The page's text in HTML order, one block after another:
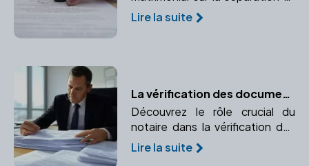
comment un notaire peut vous
accompagner dans cette
Lire la suite
La vérification des documents immobiliers par le notaire
Découvrez le rôle crucial du
notaire dans la vérification des
documents immobiliers pour
garantir la conformité et la
Lire la suite